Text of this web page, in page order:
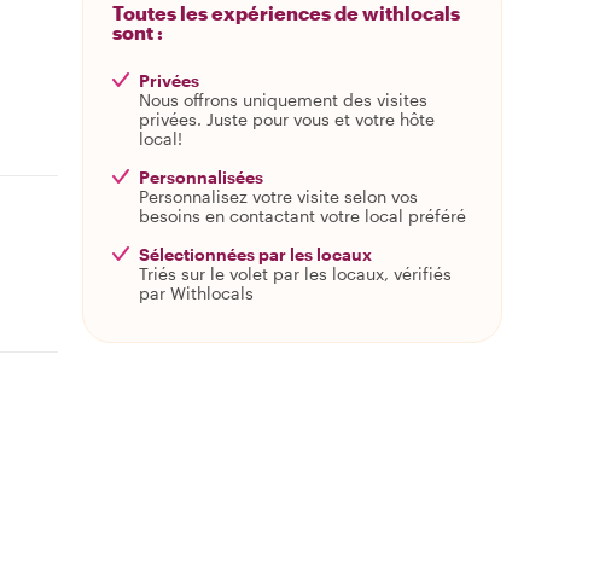
Toutes les expériences de withlocals
sont :
Privées
Nous offrons uniquement des visites
privées. Juste pour vous et votre hôte
local!
Personnalisées
Personnalisez votre visite selon vos
besoins en contactant votre local préféré
Sélectionnées par les locaux
Triés sur le volet par les locaux, vérifiés
par Withlocals